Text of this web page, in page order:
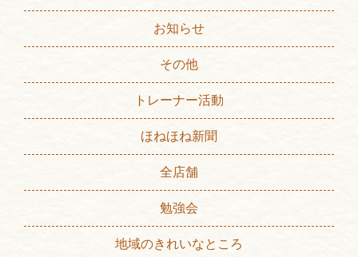
お知らせ
その他
トレーナー活動
ほねほね新聞
全店舗
勉強会
地域のきれいなところ